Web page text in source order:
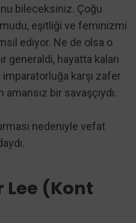
bileceksiniz. Çoğu
eşitliği ve feminizmi
ediyor. Ne de olsa o
generaldi, hayatta kalan
karşı zafer
amansız bir savaşçıydı.
nedeniyle vefat
Lee (Kont